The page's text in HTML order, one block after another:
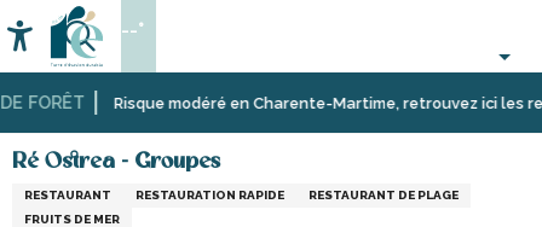
au
contenu
principal
Risque modéré en Charente-Martime, retrouvez ici les
Accessibilité
Recherche
--°
Accueil
Se
sur
l’île
de
RestaurantsRestaurantsRé Ostrea - Groupes
Ré Ostrea - Groupes
RESTAURANT RESTAURATION RAPIDE
RESTAURANT DE PLAGE
FRUITS DE MER